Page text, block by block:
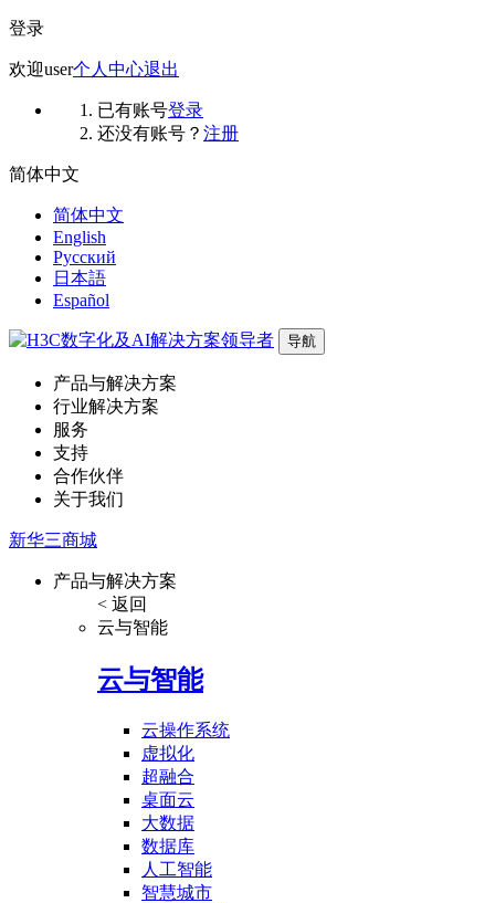
登录
欢迎user个人中心退出
已有账号登录
还没有账号？ 注册
简体中文
简体中文
English
Русский
日本語
Español
导航
产品与解决方案
行业解决方案
服务
支持
合作伙伴
关于我们
新华三商城
产品与解决方案
< 返回
云与智能
云与智能
云操作系统
虚拟化
超融合
桌面云
大数据
数据库
人工智能
智慧城市